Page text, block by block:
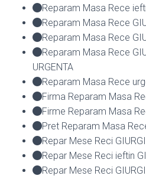
Reparam Masa Rece
Reparam Masa Rece
Reparam Masa Rece
Reparam Masa Rece
URGENTA
Reparam Masa Rece
Firma Reparam Masa
Firme Reparam Masa
Pret Reparam Masa
Repar Mese Reci
Repar Mese Reci ieftin
Repar Mese Reci